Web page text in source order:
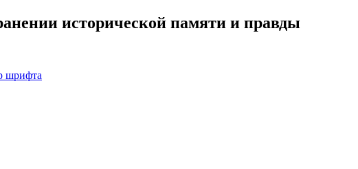
исторической памяти и правды
шрифта